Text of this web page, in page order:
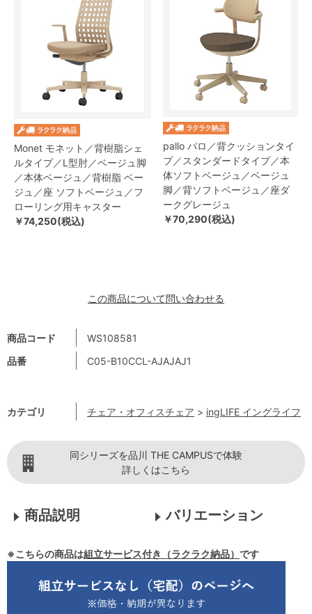
商品コード
WS108581
品番
C05-B10CCL-AJAJAJ1
カテゴリ チェア・オフィスチェア > ingLIFE イングライフ
Monet モネット／背樹脂シェ
ルタイプ／L型肘／ベージュ脚
／本体ベージュ／背樹脂 ベー
ジュ／座 ソフトベージュ／フ
ローリング用キャスター
￥74,250(税込)
pallo パロ／背クッションタイ
プ／スタンダードタイプ／本
体ソフトベージュ／ベージュ
脚／背ソフトベージュ／座ダ
ークグレージュ
￥70,290(税込)
この商品について問い合わせる
同シリーズを品川 THE CAMPUSで体験
詳しくはこちら
商品説明 バリエーション
※こちらの商品は組立サービス付き（ラクラク納品） です